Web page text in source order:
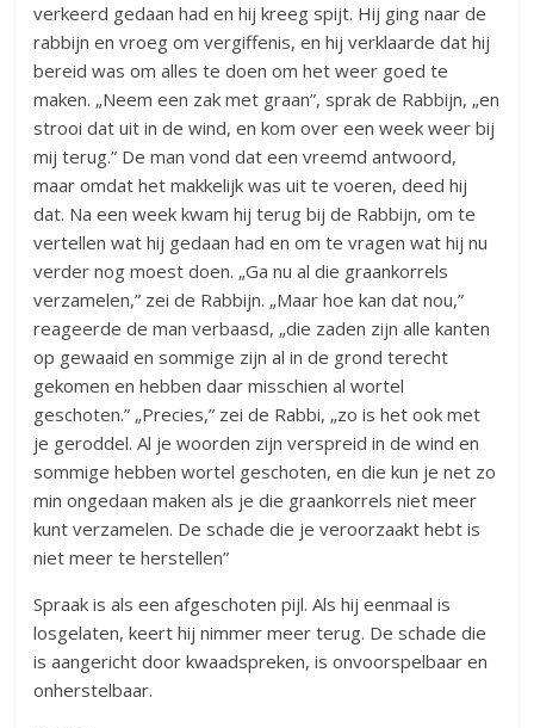
verkeerd gedaan had en hij kreeg spijt. Hij ging naar de
rabbijn en vroeg om vergiffenis, en hij verklaarde dat hij
bereid was om alles te doen om het weer goed te
maken. „Neem een zak met graan”, sprak de Rabbijn, „en
strooi dat uit in de wind, en kom over een week weer bij
mij terug.” De man vond dat een vreemd antwoord,
maar omdat het makkelijk was uit te voeren, deed hij
dat. Na een week kwam hij terug bij de Rabbijn, om te
vertellen wat hij gedaan had en om te vragen wat hij nu
verder nog moest doen. „Ga nu al die graankorrels
verzamelen,” zei de Rabbijn. „Maar hoe kan dat nou,”
reageerde de man verbaasd, „die zaden zijn alle kanten
op gewaaid en sommige zijn al in de grond terecht
gekomen en hebben daar misschien al wortel
geschoten.” „Precies,” zei de Rabbi, „zo is het ook met
je geroddel. Al je woorden zijn verspreid in de wind en
sommige hebben wortel geschoten, en die kun je net zo
min ongedaan maken als je die graankorrels niet meer
kunt verzamelen. De schade die je veroorzaakt hebt is
niet meer te herstellen”
Spraak is als een afgeschoten pijl. Als hij eenmaal is
losgelaten, keert hij nimmer meer terug. De schade die
is aangericht door kwaadspreken, is onvoorspelbaar en
onherstelbaar.